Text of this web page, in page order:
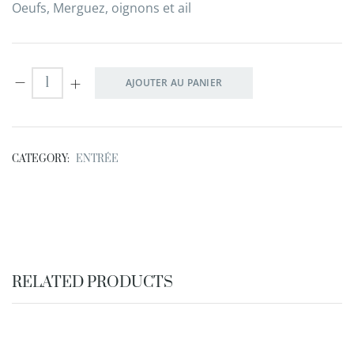
Oeufs, Merguez, oignons et ail
AJOUTER AU PANIER
CATEGORY: ENTRÉE
RELATED PRODUCTS